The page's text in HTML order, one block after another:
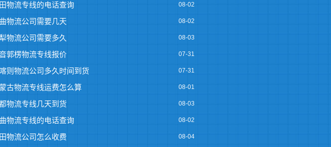
物流专线的电话查询 08-02
物流公司需要几天 08-02
物流公司需要多久 08-03
郭楞物流专线报价 07-31
则物流公司多久时间到货 07-31
古物流专线运费怎么算 08-01
物流专线几天到货 08-03
物流专线的电话查询 08-02
物流公司怎么收费 08-04